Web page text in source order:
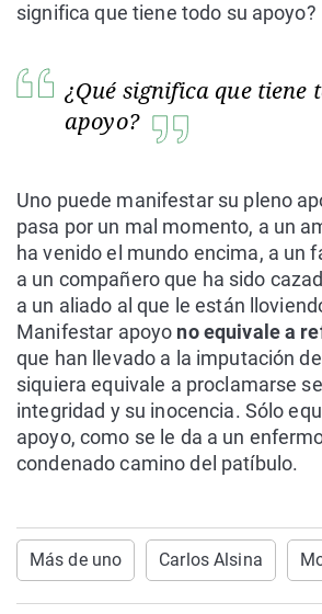
significa que tiene todo su apoyo?
¿Qué significa que tiene
apoyo?
Uno puede manifestar su pleno
pasa por un mal momento, a un
ha venido el mundo encima, a un
a un compañero que ha sido
a un aliado al que le están
Manifestar apoyo no equivale a
que han llevado a la imputación
siquiera equivale a proclamarse
integridad y su inocencia. Sólo
apoyo, como se le da a un
condenado camino del patíbulo.
Más de uno Carlos Alsina